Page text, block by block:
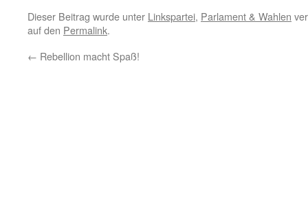
Dieser Beitrag wurde unter Linkspartei, Parlament & Wahlen
auf den Permalink.
← Rebellion macht Spaß!